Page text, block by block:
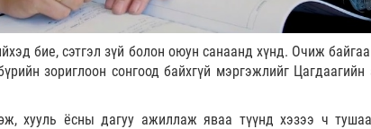
бие, сэтгэл зүй болон оюун санаанд хүнд. Очиж
зориглоон сонгоод байхгүй мэргэжлийг Цагдаагийн
хууль ёсны дагуу ажиллаж яваа түүнд хэзээ ч